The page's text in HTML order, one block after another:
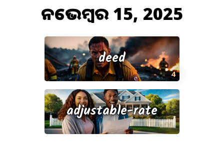
ନଭେମ୍ବର 15, 2025
4
deed
adjustable-rate